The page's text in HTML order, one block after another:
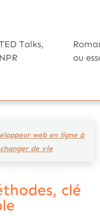
Talks,
NPR
ou
web en ligne à
de vie
clé